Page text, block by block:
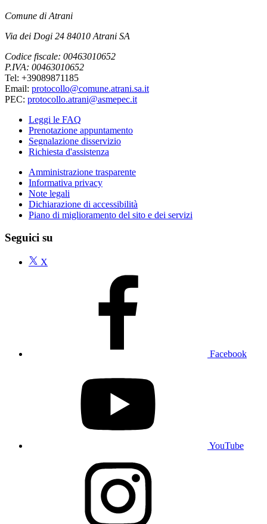
Comune di Atrani
Via dei Dogi 24 84010 Atrani SA
Codice fiscale: 00463010652
P.IVA: 00463010652
Tel: +39089871185
Email: protocollo@comune.atrani.sa.it
PEC: protocollo.atrani@asmepec.it
Leggi le FAQ
Prenotazione appuntamento
Segnalazione disservizio
Richiesta d'assistenza
Amministrazione trasparente
Informativa privacy
Note legali
Dichiarazione di accessibilità
Piano di miglioramento del sito e dei servizi
Seguici su
X
Facebook
YouTube